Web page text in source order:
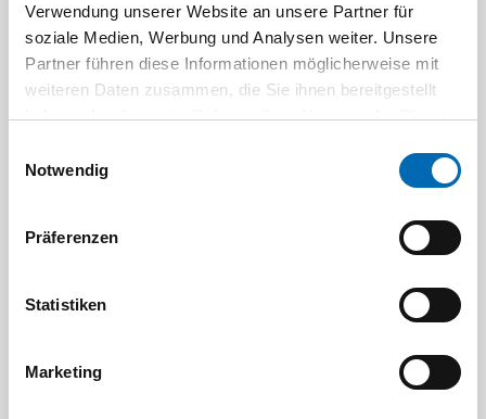
Verwendung unserer Website an unsere Partner für
soziale Medien, Werbung und Analysen weiter. Unsere
Partner führen diese Informationen möglicherweise mit
weiteren Daten zusammen, die Sie ihnen bereitgestellt
haben oder die sie im Rahmen Ihrer Nutzung der Dienste
Notwendig
Präferenzen
Statistiken
Marketing
Aktuelle Angebote
Artikel-Nr.